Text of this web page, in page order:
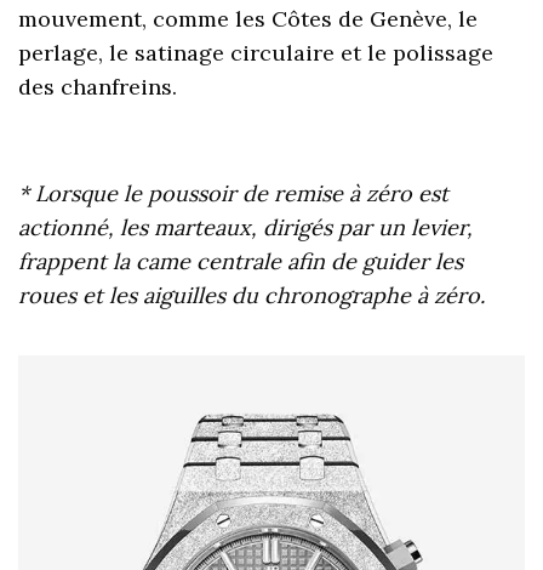
mouvement, comme les Côtes de Genève, le
perlage, le satinage circulaire et le polissage
des chanfreins.
* Lorsque le poussoir de remise à zéro est
actionné, les marteaux, dirigés par un levier,
frappent la came centrale afin de guider les
roues et les aiguilles du chronographe à zéro.